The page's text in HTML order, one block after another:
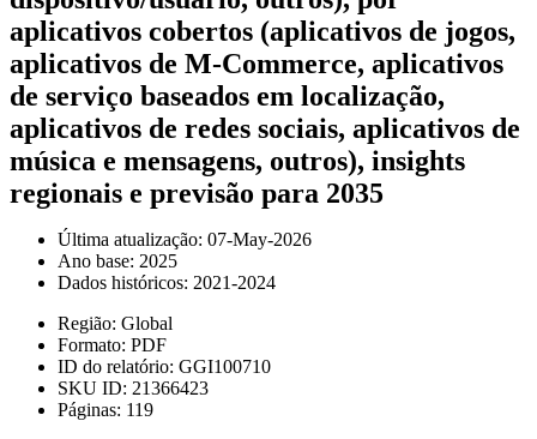
aplicativos cobertos (aplicativos de jogos,
aplicativos de M-Commerce, aplicativos
de serviço baseados em localização,
aplicativos de redes sociais, aplicativos de
música e mensagens, outros), insights
regionais e previsão para 2035
Última atualização: 07-May-2026
Ano base: 2025
Dados históricos: 2021-2024
Região: Global
Formato: PDF
ID do relatório: GGI100710
SKU ID: 21366423
Páginas: 119